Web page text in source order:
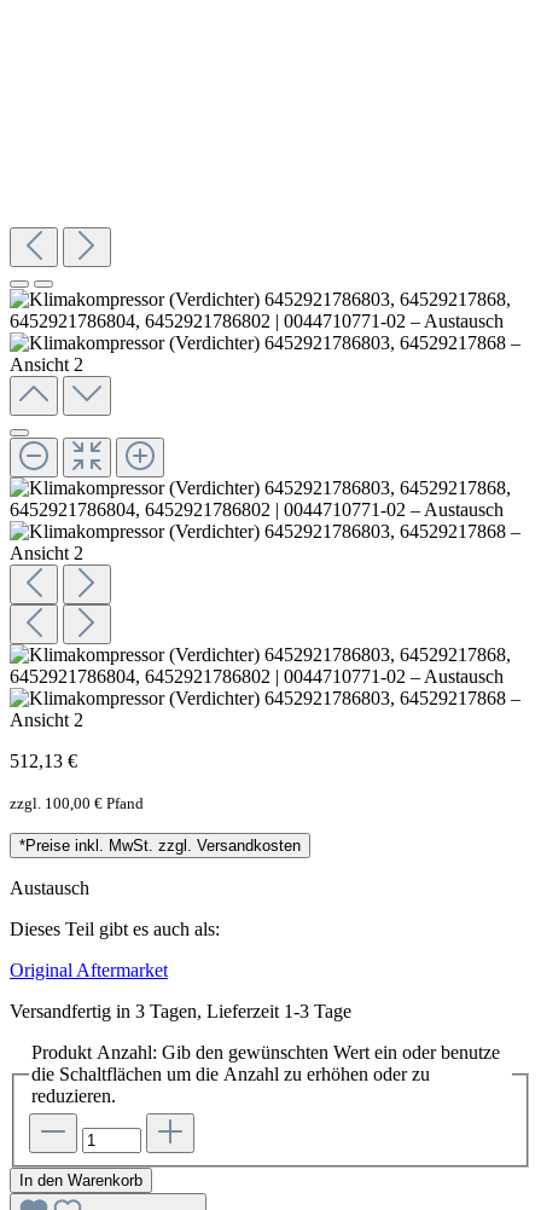
512,13 €
zzgl. 100,00 € Pfand
*Preise inkl. MwSt. zzgl. Versandkosten
Austausch
Dieses Teil gibt es auch als:
Original Aftermarket
Versandfertig in 3 Tagen, Lieferzeit 1-3 Tage
Produkt Anzahl: Gib den gewünschten Wert ein oder benutze
die Schaltflächen um die Anzahl zu erhöhen oder zu
reduzieren.
In den Warenkorb